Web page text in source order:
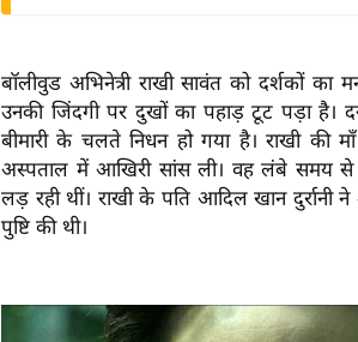
बॉलीवुड अभिनेत्री राखी सावंत को दर्शकों
उनकी जिंदगी पर दुखों का पहाड़ टूट पड़ा है।
बीमारी के चलते निधन हो गया है। राखी की
अस्पताल में आखिरी सांस ली। वह लंबे समय से
लड़ रही थीं। राखी के पति आदिल खान दुर्रानी
पुष्टि की थी।